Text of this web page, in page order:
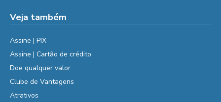
Veja também
Assine | PIX
Assine | Cartão de crédito
Doe qualquer valor
Clube de Vantagens
Atrativos